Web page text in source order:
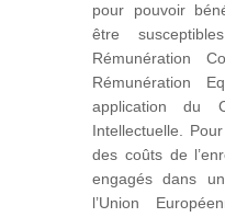
pour pouvoir
être
Rémunération
Rémunération
application du
Intellectuelle.
des coûts de
engagés dans
l’Union